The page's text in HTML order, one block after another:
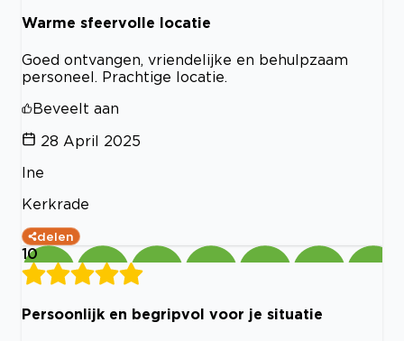
Warme sfeervolle locatie
Goed ontvangen, vriendelijke en behulpzaam
personeel. Prachtige locatie.
Beveelt aan
28 April 2025
Ine
Kerkrade
delen
10
Persoonlijk en begripvol voor je situatie